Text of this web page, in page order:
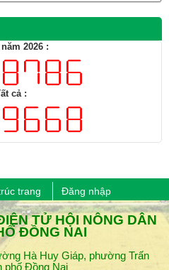
2026 :
cả :
trang Đăng nhập
TỬ HỘI NÔNG DÂN
ĐỒNG NAI
Hà Huy Giáp, phường Trấn
phố Đồng Nai